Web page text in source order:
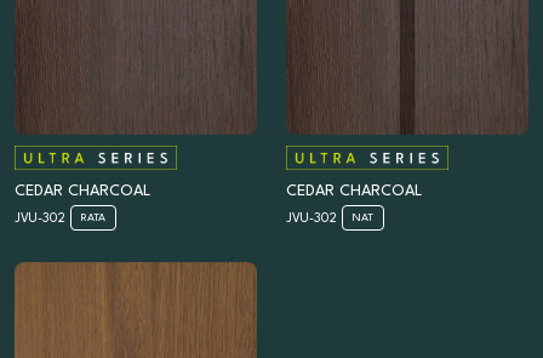
CEDAR CHARCOAL
JVU-302 RATA
CEDAR CHARCOAL
JVU-302 NAT